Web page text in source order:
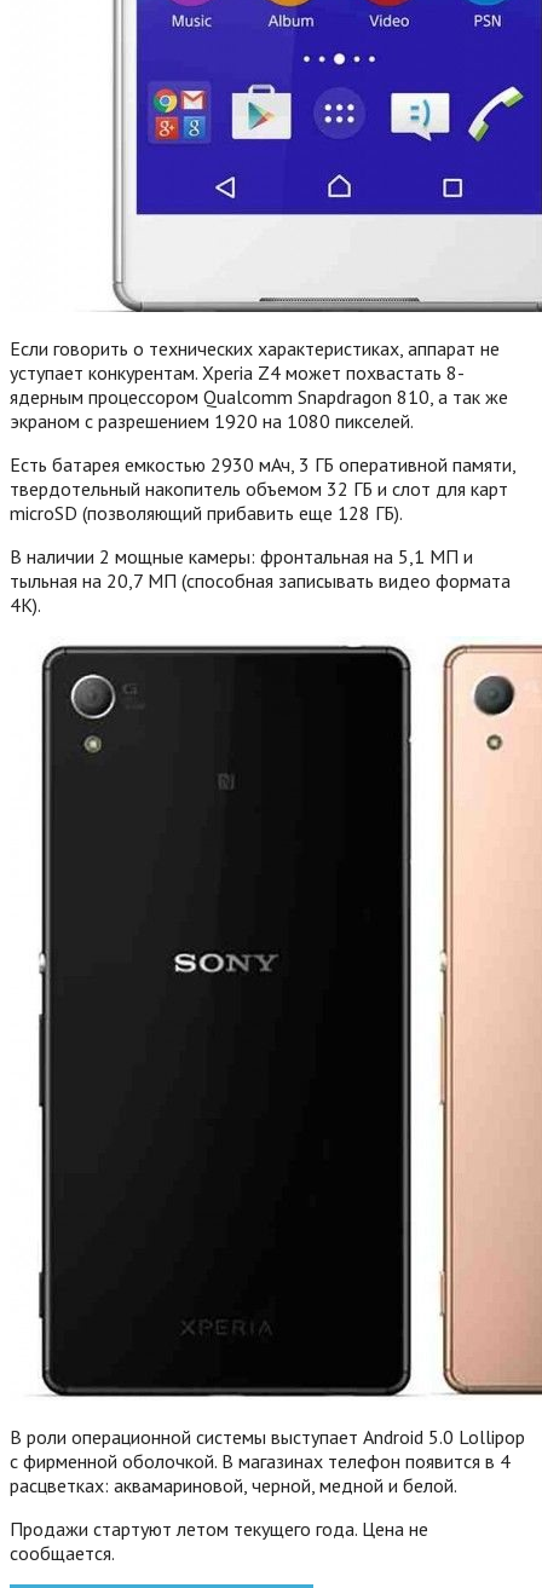
Если говорить о технических характеристиках, аппарат не
уступает конкурентам. Xperia Z4 может похвастать 8-
ядерным процессором Qualcomm Snapdragon 810, а так же
экраном с разрешением 1920 на 1080 пикселей.
Есть батарея емкостью 2930 мАч, 3 ГБ оперативной памяти,
твердотельный накопитель объемом 32 ГБ и слот для карт
microSD (позволяющий прибавить еще 128 ГБ).
В наличии 2 мощные камеры: фронтальная на 5,1 МП и
тыльная на 20,7 МП (способная записывать видео формата
4К).
В роли операционной системы выступает Android 5.0 Lollipop
с фирменной оболочкой. В магазинах телефон появится в 4
расцветках: аквамариновой, черной, медной и белой.
Продажи стартуют летом текущего года. Цена не
сообщается.